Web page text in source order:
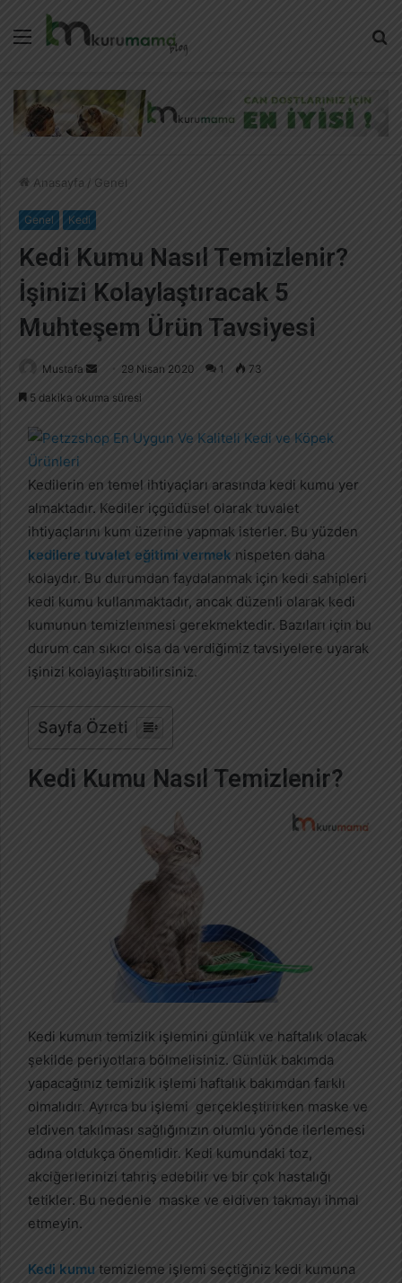
Menü
Anasayfa / Genel
Genel Kedi
Kedi Kumu Nasıl Temizlenir?
İşinizi Kolaylaştıracak 5
Muhteşem Ürün Tavsiyesi
Mustafa
e
t
a
g
ö
n
d
e
e
29 Nisan 2020 1 73
5 dakika okuma süresi
Kedilerin en temel ihtiyaçları arasında kedi kumu yer
almaktadır. Kediler içgüdüsel olarak tuvalet
ihtiyaçlarını kum üzerine yapmak isterler. Bu yüzden
kedilere tuvalet eğitimi vermek nispeten daha
kolaydır. Bu durumdan faydalanmak için kedi sahipleri
kedi kumu kullanmaktadır, ancak düzenli olarak kedi
kumunun temizlenmesi gerekmektedir. Bazıları için bu
durum can sıkıcı olsa da verdiğimiz tavsiyelere uyarak
işinizi kolaylaştırabilirsiniz.
Sayfa Özeti
Kedi Kumu Nasıl Temizlenir?
Kedi kumun temizlik işlemini günlük ve haftalık olacak
şekilde periyotlara bölmelisiniz. Günlük bakımda
yapacağınız temizlik işlemi haftalık bakımdan farklı
olmalıdır. Ayrıca bu işlemi gerçekleştirirken maske ve
eldiven takılması sağlığınızın olumlu yönde ilerlemesi
adına oldukça önemlidir. Kedi kumundaki toz,
akciğerlerinizi tahriş edebilir ve bir çok hastalığı
tetikler. Bu nedenle maske ve eldiven takmayı ihmal
etmeyin.
Kedi kumu temizleme işlemi seçtiğiniz kedi kumuna